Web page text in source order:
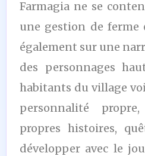
Farmagia ne se
une gestion de ferme
également sur une
des personnages
habitants du village
personnalité
propres histoires,
développer avec le